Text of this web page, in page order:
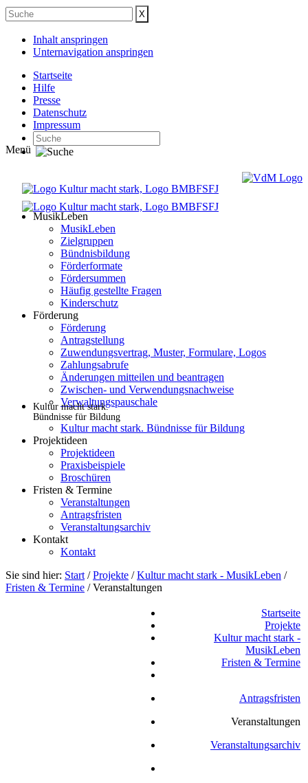
Inhalt anspringen
Unternavigation anspringen
Startseite
Hilfe
Presse
Datenschutz
Impressum
Menü
MusikLeben
MusikLeben
Zielgruppen
Bündnisbildung
Förderformate
Fördersummen
Häufig gestellte Fragen
Kinderschutz
Förderung
Förderung
Antragstellung
Zuwendungsvertrag, Muster, Formulare, Logos
Zahlungsabrufe
Änderungen mitteilen und beantragen
Zwischen- und Verwendungsnachweise
Verwaltungspauschale
Kultur macht stark.
Bündnisse für Bildung
Kultur macht stark. Bündnisse für Bildung
Projektideen
Projektideen
Praxisbeispiele
Broschüren
Fristen & Termine
Veranstaltungen
Antragsfristen
Veranstaltungsarchiv
Kontakt
Kontakt
Sie sind hier: Start/Projekte /Kultur macht stark - MusikLeben /
Fristen & Termine /Veranstaltungen
Startseite
Projekte
Kultur macht stark -
MusikLeben
Fristen & Termine
Antragsfristen
Veranstaltungen
Veranstaltungsarchiv